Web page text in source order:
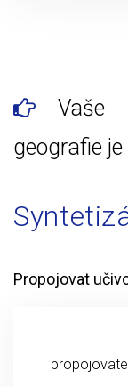
Vaše
geografie je
Propojovat